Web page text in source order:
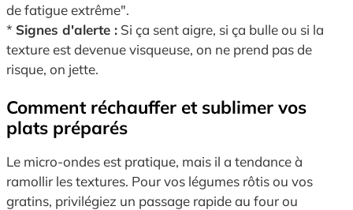
de fatigue extrême".
* Signes d'alerte : Si ça sent aigre, si ça bulle ou si la
texture est devenue visqueuse, on ne prend pas de
risque, on jette.
Comment réchauffer et sublimer vos
plats préparés
Le micro-ondes est pratique, mais il a tendance à
ramollir les textures. Pour vos légumes rôtis ou vos
gratins, privilégiez un passage rapide au four ou